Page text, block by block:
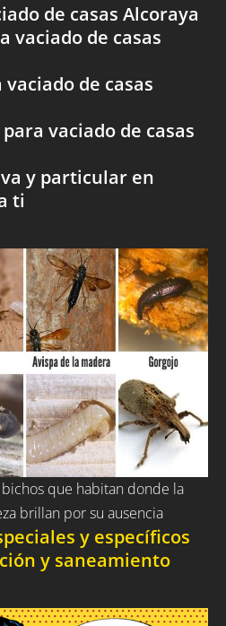
de casas Alcoraya
vaciado de casas
de casas
vaciado de casas
y particular en
ti
bichos que habitan donde la
brillan por su ausencia
y específicos
y saneamiento